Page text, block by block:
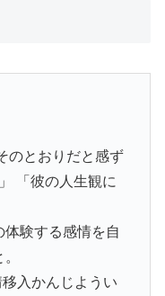
のとおりだと感ず
「彼の人生観に
験する感情を自
入かんじようい